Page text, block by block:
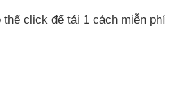
thể click để tải 1 cách miễn phí